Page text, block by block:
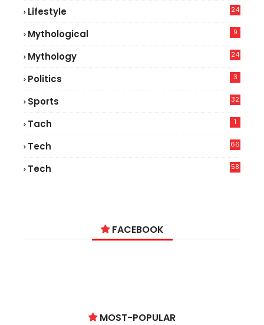
Lifestyle
24
Mythological 9
Mythology 24
Politics 3
Sports 32
Tach 1
Tech
66
Tech
58
FACEBOOK
MOST-POPULAR